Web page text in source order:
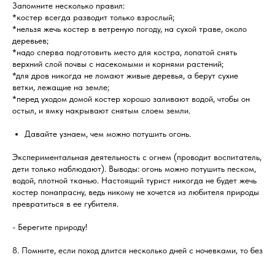
Запомните несколько правил:
*костер всегда разводит только взрослый;
*нельзя жечь костер в ветреную погоду, на сухой траве, около
деревьев;
*надо сперва подготовить место для костра, лопатой снять
верхний слой почвы с насекомыми и корнями растений;
*для дров никогда не ломают живые деревья, а берут сухие
ветки, лежащие на земле;
*перед уходом домой костер хорошо заливают водой, чтобы он
остыл, и ямку накрывают снятым слоем земли.
Давайте узнаем, чем можно потушить огонь.
Экспериментальная деятельность с огнем (проводит воспитатель,
дети только наблюдают). Выводы: огонь можно потушить песком,
водой, плотной тканью. Настоящий турист никогда не будет жечь
костер понапрасну, ведь никому не хочется из любителя природы
превратиться в ее губителя.
- Берегите природу!
8. Помните, если поход длится несколько дней с ночевками, то без